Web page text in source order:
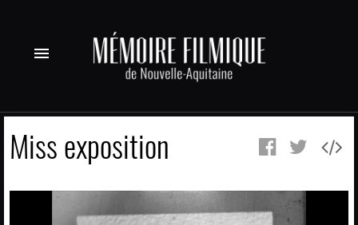
menu
Miss exposition